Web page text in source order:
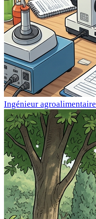
Ingénieur agroalimentaire